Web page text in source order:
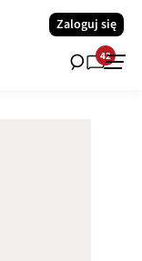
Zaloguj się
42